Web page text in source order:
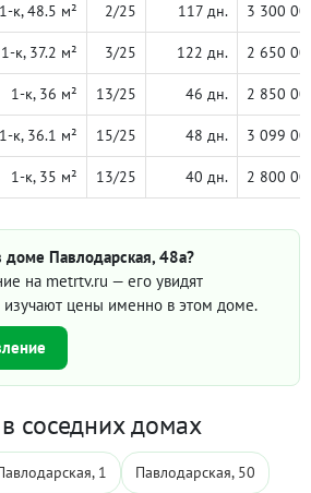
1-к, 48.5 м² 2/25 117 дн. 3 300
1-к, 37.2 м² 3/25 122 дн. 2 650
1-к, 36 м² 13/25 46 дн. 2 850
1-к, 36.1 м² 15/25 48 дн. 3 099
1-к, 35 м² 13/25 40 дн. 2 800
доме Павлодарская, 48а?
на metrtv.ru — его увидят
изучают цены именно в этом доме.
соседних домах
1 Павлодарская, 50